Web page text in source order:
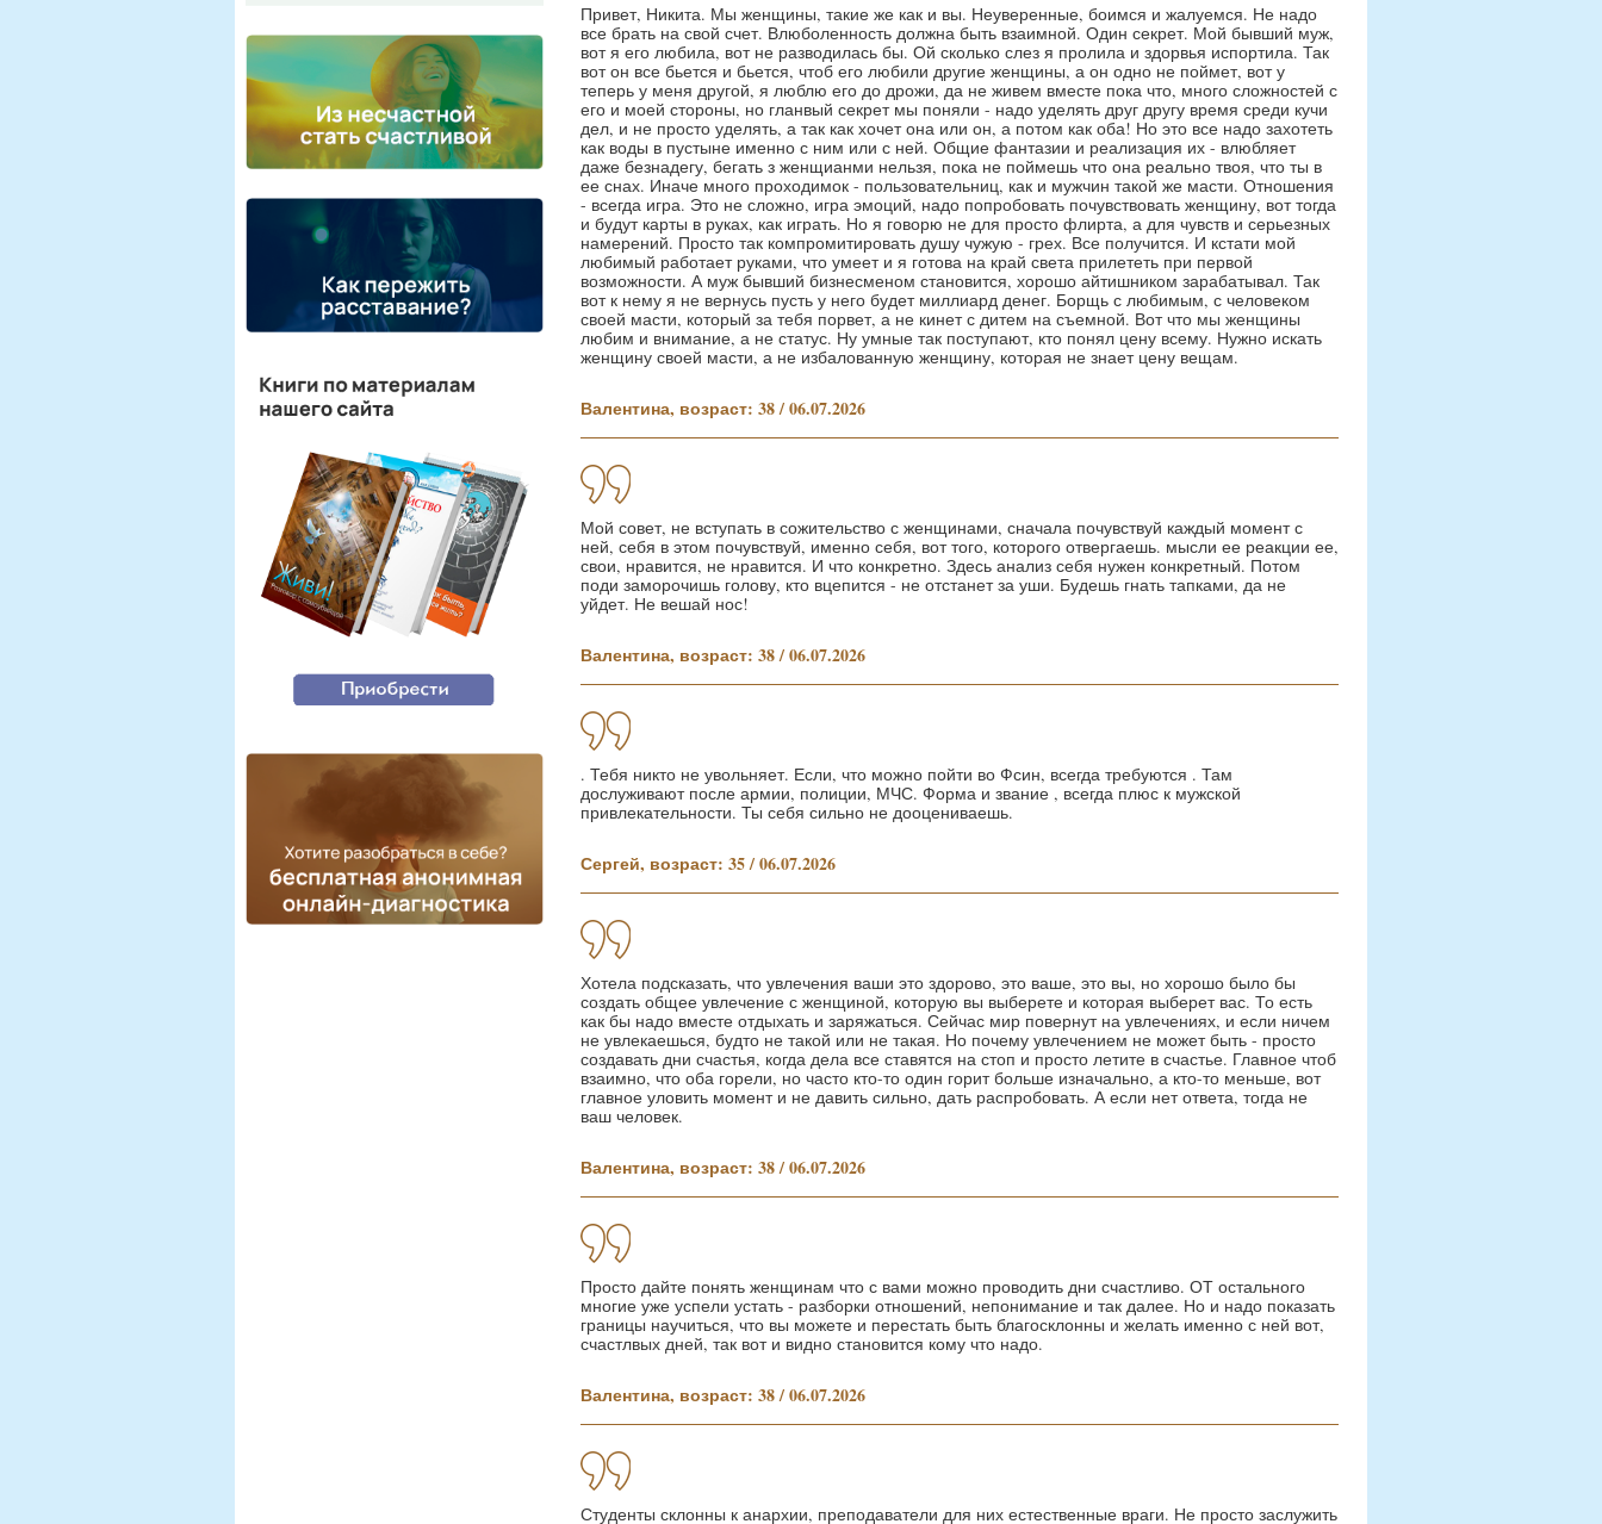
Привет, Никита. Мы женщины, такие же как и вы. Неуверенные, боимся и жалуемся. Не надо
все брать на свой счет. Влюболенность должна быть взаимной. Один секрет. Мой бывший муж,
вот я его любила, вот не разводилась бы. Ой сколько слез я пролила и здорвья испортила. Так
вот он все бьется и бьется, чтоб его любили другие женщины, а он одно не поймет, вот у
теперь у меня другой, я люблю его до дрожи, да не живем вместе пока что, много сложностей с
его и моей стороны, но гланвый секрет мы поняли - надо уделять друг другу время среди кучи
дел, и не просто уделять, а так как хочет она или он, а потом как оба! Но это все надо захотеть
как воды в пустыне именно с ним или с ней. Общие фантазии и реализация их - влюбляет
даже безнадегу, бегать з женщианми нельзя, пока не поймешь что она реально твоя, что ты в
ее снах. Иначе много проходимок - пользовательниц, как и мужчин такой же масти. Отношения
- всегда игра. Это не сложно, игра эмоций, надо попробовать почувствовать женщину, вот тогда
и будут карты в руках, как играть. Но я говорю не для просто флирта, а для чувств и серьезных
намерений. Просто так компромитировать душу чужую - грех. Все получится. И кстати мой
любимый работает руками, что умеет и я готова на край света прилететь при первой
возможности. А муж бывший бизнесменом становится, хорошо айтишником зарабатывал. Так
вот к нему я не вернусь пусть у него будет миллиард денег. Борщь с любимым, с человеком
своей масти, который за тебя порвет, а не кинет с дитем на съемной. Вот что мы женщины
любим и внимание, а не статус. Ну умные так поступают, кто понял цену всему. Нужно искать
женщину своей масти, а не избалованную женщину, которая не знает цену вещам.
Валентина, возраст: 38 / 06.07.2026
Мой совет, не вступать в сожительство с женщинами, сначала почувствуй каждый момент с
ней, себя в этом почувствуй, именно себя, вот того, которого отвергаешь. мысли ее реакции ее,
свои, нравится, не нравится. И что конкретно. Здесь анализ себя нужен конкретный. Потом
поди заморочишь голову, кто вцепится - не отстанет за уши. Будешь гнать тапками, да не
уйдет. Не вешай нос!
Валентина, возраст: 38 / 06.07.2026
. Тебя никто не увольняет. Если, что можно пойти во Фсин, всегда требуются . Там
дослуживают после армии, полиции, МЧС. Форма и звание , всегда плюс к мужской
привлекательности. Ты себя сильно не дооцениваешь.
Сергей, возраст: 35 / 06.07.2026
Хотела подсказать, что увлечения ваши это здорово, это ваше, это вы, но хорошо было бы
создать общее увлечение с женщиной, которую вы выберете и которая выберет вас. То есть
как бы надо вместе отдыхать и заряжаться. Сейчас мир повернут на увлечениях, и если ничем
не увлекаешься, будто не такой или не такая. Но почему увлечением не может быть - просто
создавать дни счастья, когда дела все ставятся на стоп и просто летите в счастье. Главное чтоб
взаимно, что оба горели, но часто кто-то один горит больше изначально, а кто-то меньше, вот
главное уловить момент и не давить сильно, дать распробовать. А если нет ответа, тогда не
ваш человек.
Валентина, возраст: 38 / 06.07.2026
Просто дайте понять женщинам что с вами можно проводить дни счастливо. ОТ остального
многие уже успели устать - разборки отношений, непонимание и так далее. Но и надо показать
границы научиться, что вы можете и перестать быть благосклонны и желать именно с ней вот,
счастлвых дней, так вот и видно становится кому что надо.
Валентина, возраст: 38 / 06.07.2026
Студенты склонны к анархии, преподаватели для них естественные враги. Не просто заслужить